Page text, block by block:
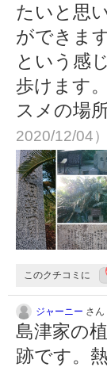
たいと思
ができま
という感
歩けます
スメの場
2020/12/04）
このクチコミに
ジャーニー さん
島津家の
跡です。